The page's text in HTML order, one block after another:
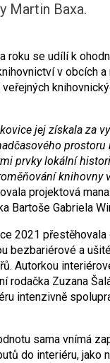
Martin Baxa.
roku se udílí k
v obcích a
jej získala za
prvky lokální
knihovny
projektová
Bartoše Gabriela
2021
bezbariérové a
Autorkou
rodačka Zuzana
intenzivně
sama vnímá
do interiéru, jako